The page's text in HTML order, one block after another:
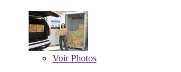
VoirPhotos